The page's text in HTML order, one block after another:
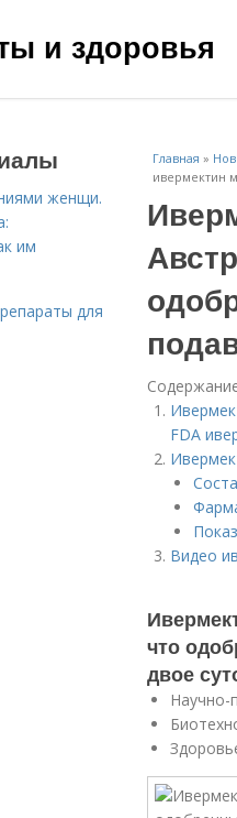
и здоровья
Главная »
ивермектин
FDA
Видео
что
двое
Научно-
женщи.
им
для